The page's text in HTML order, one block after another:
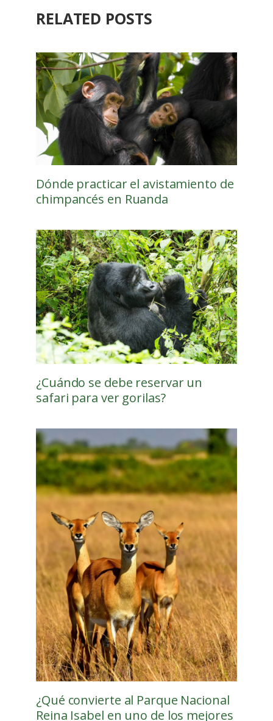
RELATED POSTS
Dónde practicar el avistamiento de
chimpancés en Ruanda
¿Cuándo se debe reservar un
safari para ver gorilas?
¿Qué convierte al Parque Nacional
Reina Isabel en uno de los mejores